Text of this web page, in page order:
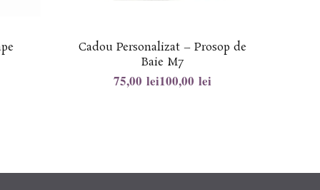
Cadou Personalizat – Prosop de
Baie M7
lei lei